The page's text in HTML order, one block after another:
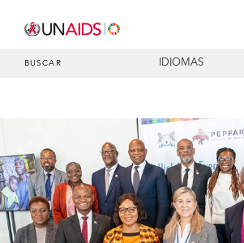
BUSCAR IDIOMAS